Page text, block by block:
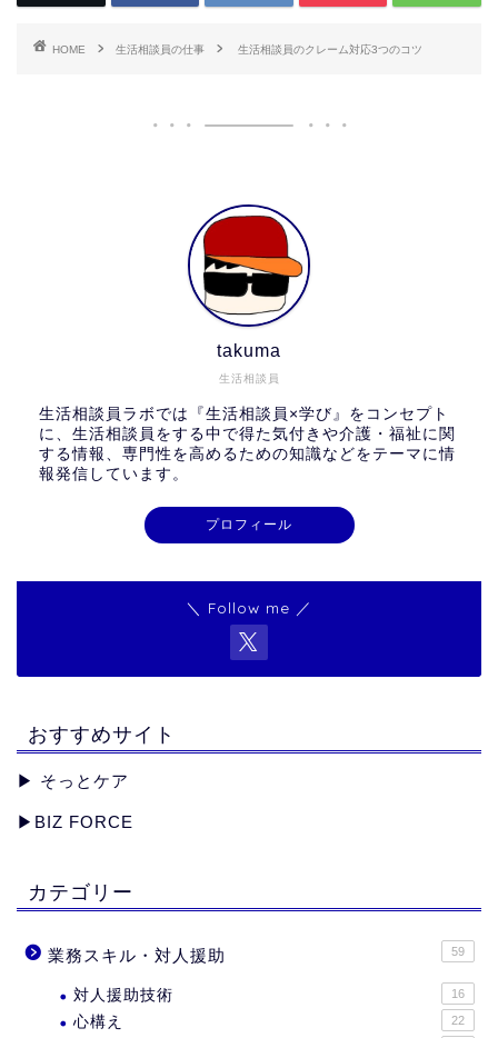
HOME 生活相談員の仕事 生活相談員のクレーム対応3つのコツ
生活相談員
takuma
生活相談員ラボでは『生活相談員×学び』をコンセプト
に、生活相談員をする中で得た気付きや介護・福祉に関
する情報、専門性を高めるための知識などをテーマに情
報発信しています。
プロフィール
＼ Follow me ／
おすすめサイト
▶︎ そっとケア
▶︎ BIZ FORCE
カテゴリー
業務スキル・対人援助 59
対人援助技術 16
心構え 22